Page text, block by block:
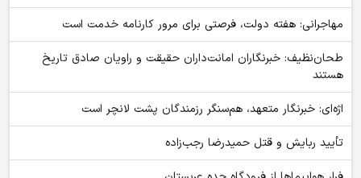
مهاجرانی: هفته دولت، فرصتی برای مرور کارنامه خدمت است
طحان‌نظیف: خبرنگاران امانت‌داران حقیقت و راویان صادق تاریخ‌
هستند
اژه‌ای: خبرنگار متعهد، هم‌سنگر رزمندگان پشت لانچر است
تأیید ربایش و قتل حمیدرضا رجب‌زاده